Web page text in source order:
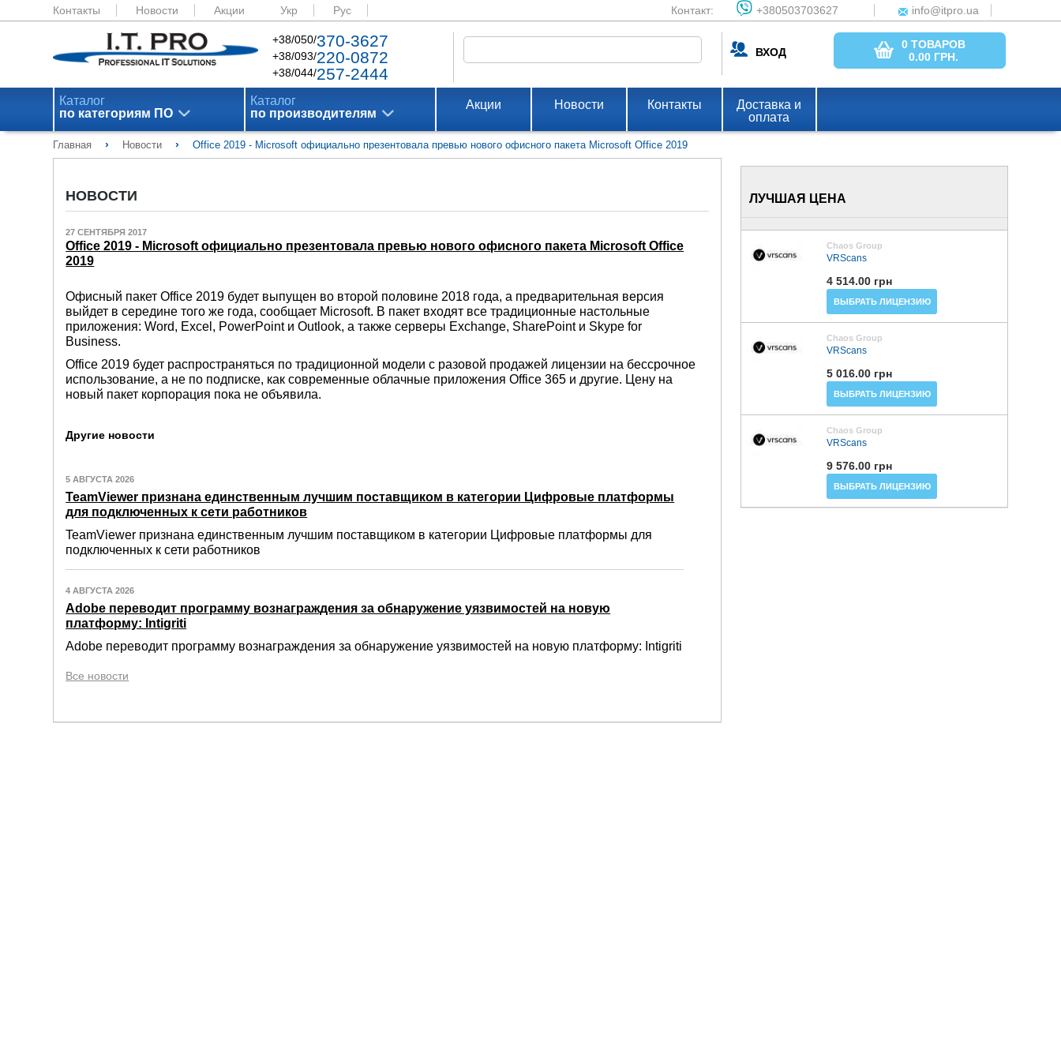
Контакты Новости Акции Укр Рус Контакт: +380503703627 info@itpro.ua
+38/050/370-3627
+38/093/220-0872
+38/044/257-2444
ВХОД
0 ТОВАРОВ
0.00 ГРН.
Каталог
по категориям ПО
Каталог
по производителям
Акции Новости Контакты
Доставка и
оплата
Главная › Новости › Office 2019 - Microsoft официально презентовала превью нового офисного пакета Microsoft Office 2019
НОВОСТИ
27 СЕНТЯБРЯ 2017
Office 2019 - Microsoft официально презентовала превью нового офисного пакета Microsoft Office
2019
Офисный пакет Office 2019 будет выпущен во второй половине 2018 года, а предварительная версия
выйдет в середине того же года, сообщает Microsoft. В пакет входят все традиционные настольные
приложения: Word, Excel, PowerPoint и Outlook, а также серверы Exchange, SharePoint и Skype for
Business.
Office 2019 будет распространяться по традиционной модели с разовой продажей лицензии на бессрочное
использование, а не по подписке, как современные облачные приложения Office 365 и другие. Цену на
новый пакет корпорация пока не объявила.
Другие новости
5 АВГУСТА 2026
TeamViewer признана единственным лучшим поставщиком в категории Цифровые платформы
для подключенных к сети работников
TeamViewer признана единственным лучшим поставщиком в категории Цифровые платформы для
подключенных к сети работников
4 АВГУСТА 2026
Adobe переводит программу вознаграждения за обнаружение уязвимостей на новую
платформу: Intigriti
Adobe переводит программу вознаграждения за обнаружение уязвимостей на новую платформу: Intigriti
Все новости
ЛУЧШАЯ ЦЕНА
Chaos Group
VRScans
4 514.00 грн
ВЫБРАТЬ ЛИЦЕНЗИЮ
Chaos Group
VRScans
5 016.00 грн
ВЫБРАТЬ ЛИЦЕНЗИЮ
Chaos Group
VRScans
9 576.00 грн
ВЫБРАТЬ ЛИЦЕНЗИЮ